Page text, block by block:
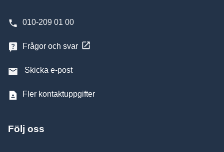
010-209 01 00
Frågor och svar
Skicka e-post
Fler kontaktuppgifter
Följ oss